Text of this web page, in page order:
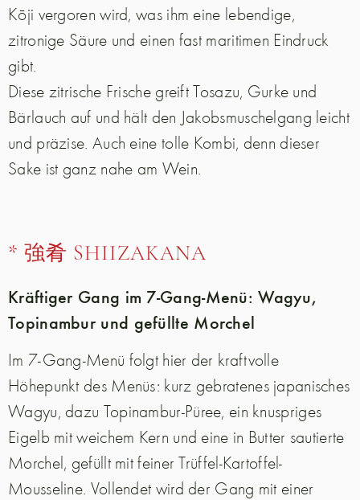
Kōji vergoren wird, was ihm eine lebendige,
zitronige Säure und einen fast maritimen Eindruck
gibt.
Diese zitrische Frische greift Tosazu, Gurke und
Bärlauch auf und hält den Jakobsmuschelgang leicht
und präzise. Auch eine tolle Kombi, denn dieser
Sake ist ganz nahe am Wein.
* 強肴 SHIIZAKANA
Kräftiger Gang im 7-Gang-Menü: Wagyu,
Topinambur und gefüllte Morchel
Im 7-Gang-Menü folgt hier der kraftvolle
Höhepunkt des Menüs: kurz gebratenes japanisches
Wagyu, dazu Topinambur-Püree, ein knuspriges
Eigelb mit weichem Kern und eine in Butter sautierte
Morchel, gefüllt mit feiner Trüffel-Kartoffel-
Mousseline. Vollendet wird der Gang mit einer